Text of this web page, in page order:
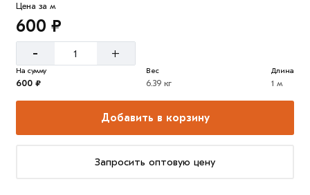
Цена за м
600 ₽
- +
На сумму
600 ₽
Вес
6.39 кг
Длина
1 м
Добавить в корзину
Запросить оптовую цену